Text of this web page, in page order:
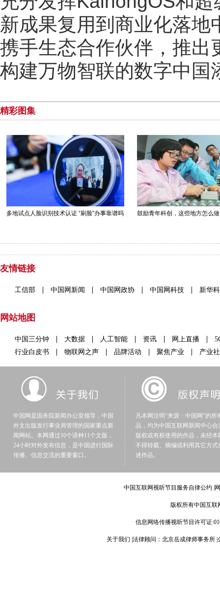
新成果复用到商业化落
携手生态合作伙伴，推出
构建万物智联的数字中国